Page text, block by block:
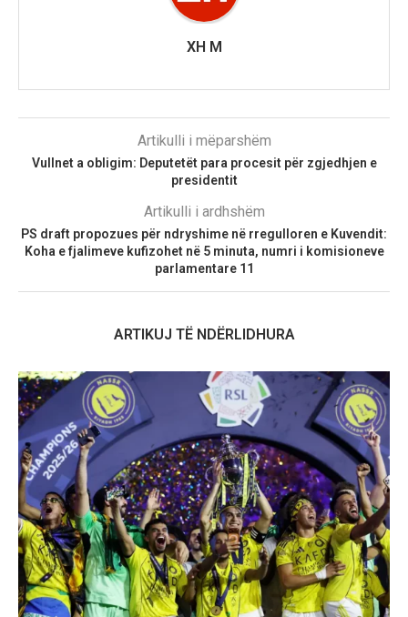
XH M
Artikulli i mëparshëm
Vullnet a obligim: Deputetët para procesit për zgjedhjen e
presidentit
Artikulli i ardhshëm
PS draft propozues për ndryshime në rregulloren e Kuvendit:
Koha e fjalimeve kufizohet në 5 minuta, numri i komisioneve
parlamentare 11
ARTIKUJ TË NDËRLIDHURA